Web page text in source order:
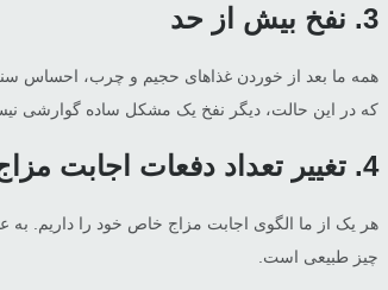
3. نفخ بیش از حد
همه ما بعد از خوردن غذاهای حجیم و چرب، احساس
که در این حالت، دیگر نفخ یک مشکل ساده گوارشی
4. تغییر تعداد دفعات اجابت مزاج
هر یک از ما الگوی اجابت مزاج خاص خود را داریم. به
چیز طبیعی است.